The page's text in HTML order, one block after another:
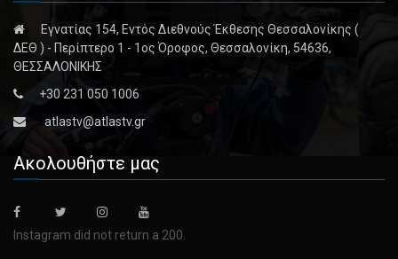
Εγνατίας 154, Εντός Διεθνούς Έκθεσης Θεσσαλονίκης (
ΔΕΘ ) - Περίπτερο 1 - 1ος Όροφος, Θεσσαλονίκη, 54636,
ΘΕΣΣΑΛΟΝΙΚΗΣ
+30 231 050 1006
atlastv@atlastv.gr
Ακολουθήστε μας
Instagram did not return a 200.